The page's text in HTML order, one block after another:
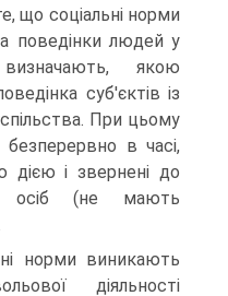
що соціальні норми
поведінки людей у
якою
суб'єктів із
При цьому
безперервно в часі,
дією і звернені до
осіб (не мають
норми виникають
діяльності